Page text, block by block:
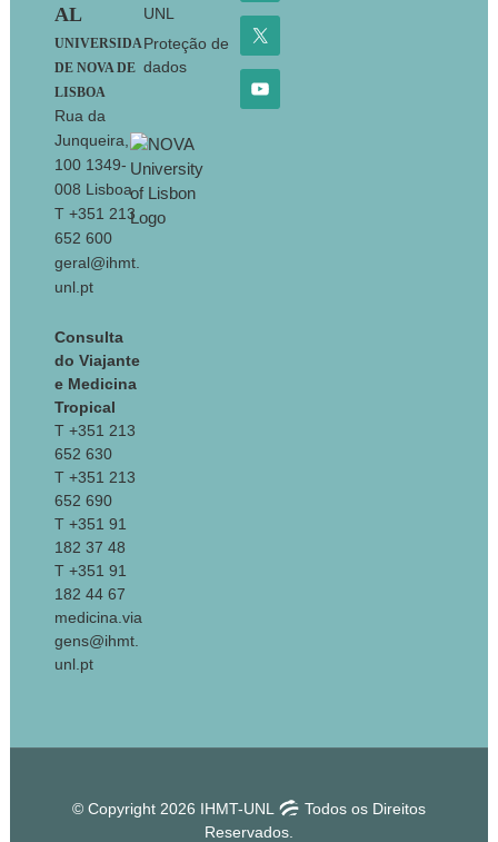
AL
UNIVERSIDA
DE NOVA DE
LISBOA
Rua da
Junqueira,
100 1349-
008 Lisboa
T +351 213
652 600
geral@ihmt.
unl.pt
Consulta
do Viajante
e Medicina
Tropical
T +351 213
652 630
T +351 213
652 690
T +351 91
182 37 48
T +351 91
182 44 67
medicina.via
gens@ihmt.
unl.pt
UNL
Proteção de
dados
© Copyright 2026 IHMT-UNL
Todos os Direitos
Reservados.